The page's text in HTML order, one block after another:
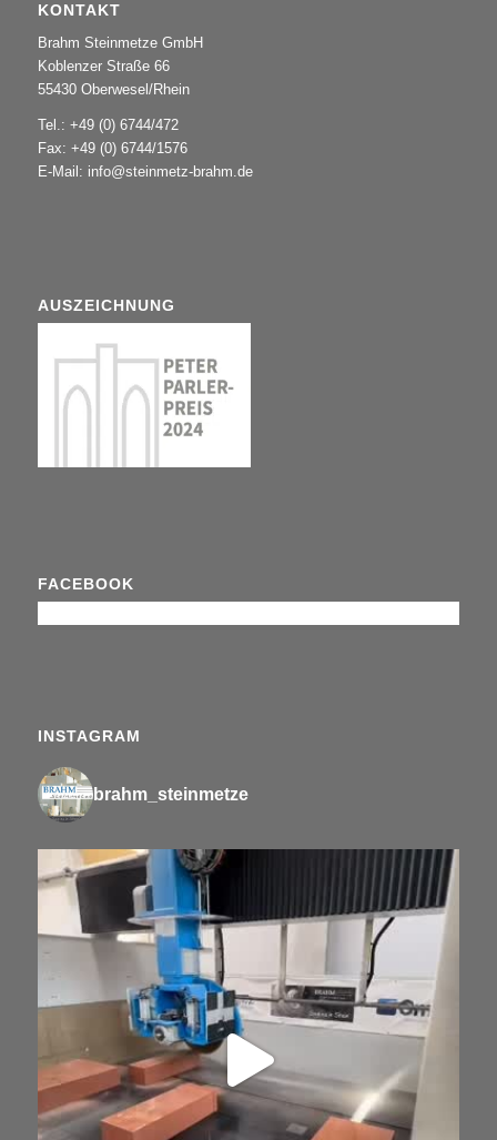
KONTAKT
Brahm Steinmetze GmbH
Koblenzer Straße 66
55430 Oberwesel/Rhein
Tel.: +49 (0) 6744/472
Fax: +49 (0) 6744/1576
E-Mail: info@steinmetz-brahm.de
AUSZEICHNUNG
FACEBOOK
INSTAGRAM
brahm_steinmetze